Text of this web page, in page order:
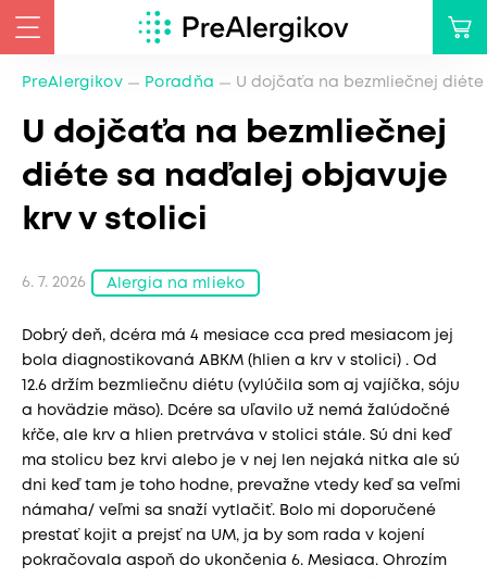
PreAlergikov Poradňa U dojčaťa na bezmliečnej
U dojčaťa na bezmliečnej
diéte sa naďalej objavuje
krv v stolici
6. 7. 2026 Alergia na mlieko
Dobrý deň, dcéra má 4 mesiace cca pred mesiacom jej
bola diagnostikovaná ABKM (hlien a krv v stolici) . Od
12.6 držím bezmliečnu diétu (vylúčila som aj vajíčka, sóju
a hovädzie mäso). Dcére sa uľavilo už nemá žalúdočné
kŕče, ale krv a hlien pretrváva v stolici stále. Sú dni keď
ma stolicu bez krvi alebo je v nej len nejaká nitka ale sú
dni keď tam je toho hodne, prevažne vtedy keď sa veľmi
námaha/ veľmi sa snaží vytlačiť. Bolo mi doporučené
prestať kojit a prejsť na UM, ja by som rada v kojení
pokračovala aspoň do ukončenia 6. Mesiaca. Ohrozím